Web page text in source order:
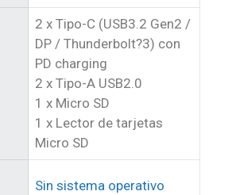
2 x Tipo-C (USB3.2 Gen2 /
DP / Thunderbolt?3) con
PD charging
2 x Tipo-A USB2.0
1 x Micro SD
1 x Lector de tarjetas
Micro SD
Sin sistema operativo